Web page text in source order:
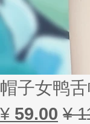
帽子女鸭
¥ 59.00 ¥